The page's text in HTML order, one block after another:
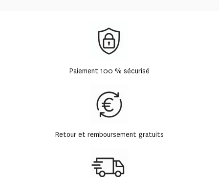
Paiement 100 % sécurisé
Retour et remboursement gratuits